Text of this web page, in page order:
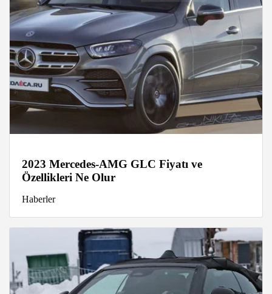
2023 Mercedes-AMG GLC Fiyatı ve
Özellikleri Ne Olur
Haberler